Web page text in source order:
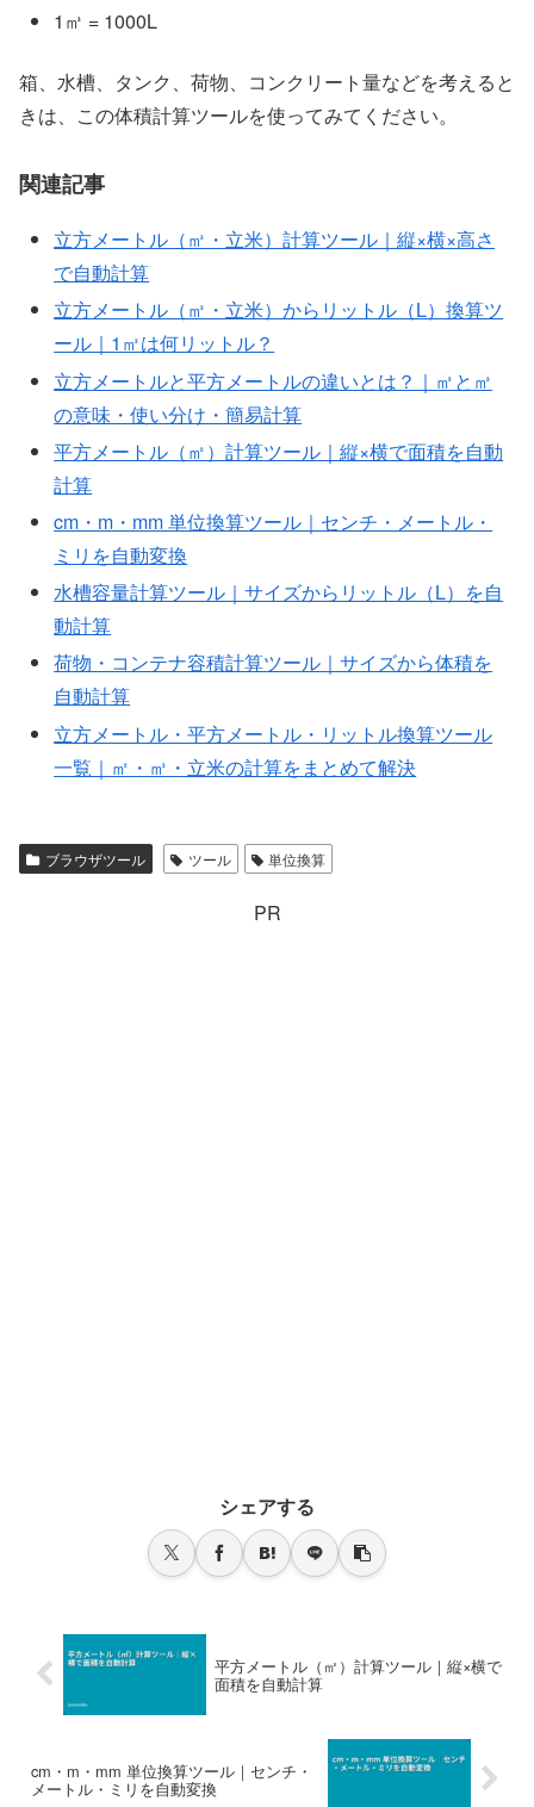
1㎥ = 1000L
箱、水槽、タンク、荷物、コンクリート量などを考えると
きは、この体積計算ツールを使ってみてください。
関連記事
立方メートル（㎥・立米）計算ツール｜縦×横×高さ
で自動計算
立方メートル（㎥・立米）からリットル（L）換算ツ
ール｜1㎥は何リットル？
立方メートルと平方メートルの違いとは？｜㎡と㎥
の意味・使い分け・簡易計算
平方メートル（㎡）計算ツール｜縦×横で面積を自動
計算
cm・m・mm 単位換算ツール｜センチ・メートル・
ミリを自動変換
水槽容量計算ツール｜サイズからリットル（L）を自
動計算
荷物・コンテナ容積計算ツール｜サイズから体積を
自動計算
立方メートル・平方メートル・リットル換算ツール
一覧｜㎡・㎥・立米の計算をまとめて解決
ブラウザツール ツール 単位換算
PR
シェアする
平方メートル（㎡）計算ツール｜縦×横で
面積を自動計算
cm・m・mm 単位換算ツール｜センチ・
メートル・ミリを自動変換